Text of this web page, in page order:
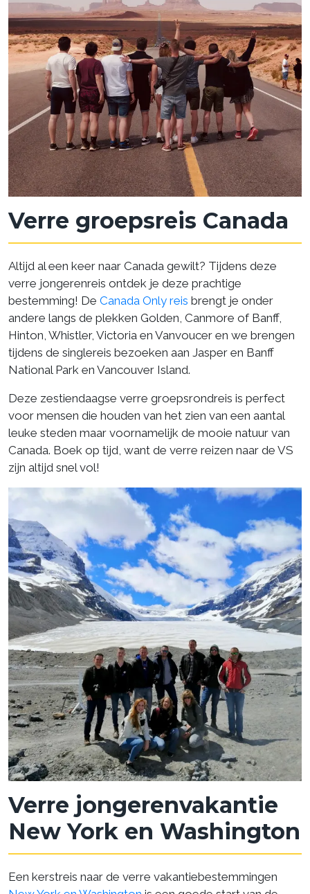
Verre groepsreis Canada
Altijd al een keer naar Canada gewilt? Tijdens deze
verre jongerenreis ontdek je deze prachtige
bestemming! De Canada Only reis brengt je onder
andere langs de plekken Golden, Canmore of Banff,
Hinton, Whistler, Victoria en Vanvoucer en we brengen
tijdens de singlereis bezoeken aan Jasper en Banff
National Park en Vancouver Island.
Deze zestiendaagse verre groepsrondreis is perfect
voor mensen die houden van het zien van een aantal
leuke steden maar voornamelijk de mooie natuur van
Canada. Boek op tijd, want de verre reizen naar de VS
zijn altijd snel vol!
Verre jongerenvakantie
New York en Washington
Een kerstreis naar de verre vakantiebestemmingen